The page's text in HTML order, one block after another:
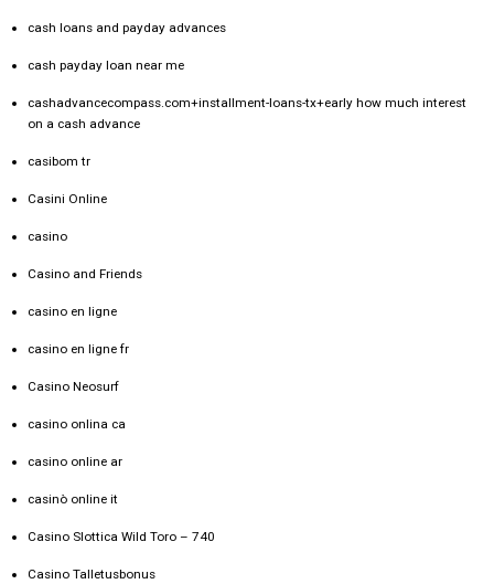
cash loans and payday advances
cash payday loan near me
cashadvancecompass.com+installment-loans-tx+early how much interest
on a cash advance
casibom tr
Casini Online
casino
Casino and Friends
casino en ligne
casino en ligne fr
Casino Neosurf
casino onlina ca
casino online ar
casinò online it
Casino Slottica Wild Toro – 740
Casino Talletusbonus